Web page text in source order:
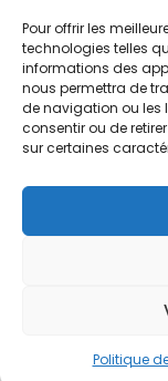
Pour offrir les
technologies telles
informations des
nous permettra de
de navigation ou les
consentir ou de
sur certaines
Politique
En vous inscrivant
© 2024 -